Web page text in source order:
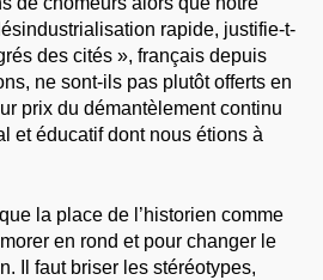
rapide, justifie-t-
des cités », français depuis
ne sont-ils pas plutôt offerts en
prix du démantèlement continu
et éducatif dont nous étions à
la place de l’historien comme
en rond et pour changer le
Il faut briser les stéréotypes,